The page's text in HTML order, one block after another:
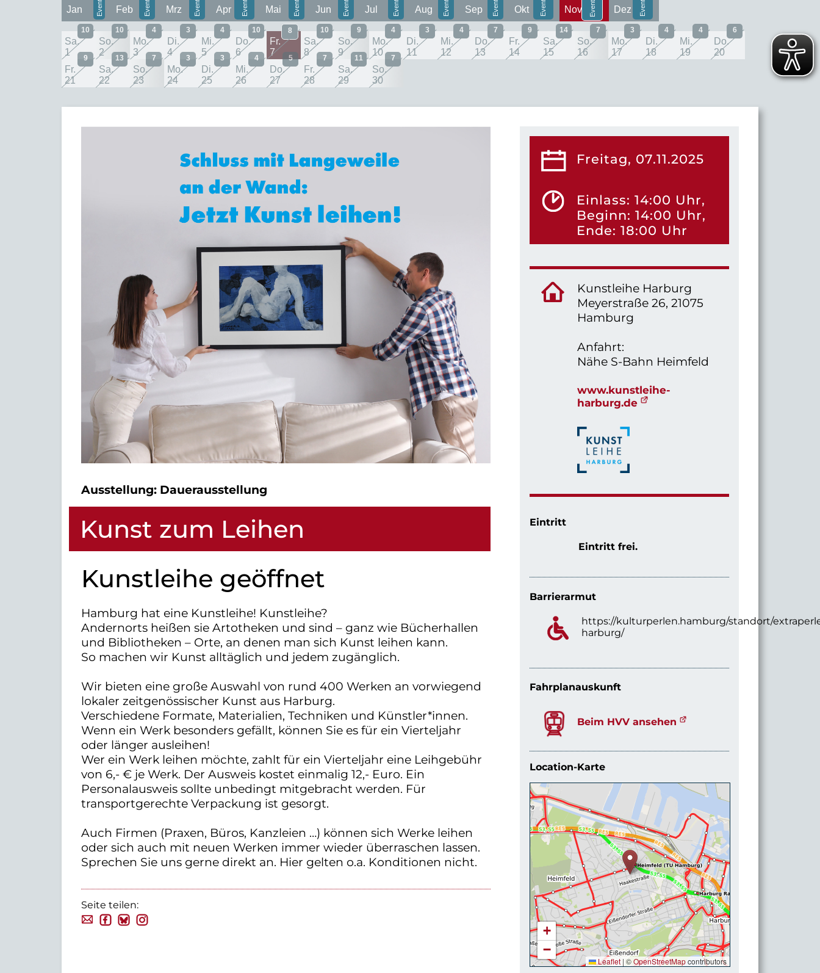
Jan Feb Mrz Apr Mai Jun Jul Aug Sep Okt Nov Dez
Sa.
1
10
So.
2
10
Mo.
3
4
Di.
4
3
Mi.
5
4
Do.
6
10
Fr.
7
8
Sa.
8
10
So.
9
9
Mo.
10
4
Di.
11
3
Mi.
12
4
Do.
13
7
Fr.
14
9
Sa.
15
14
So.
16
7
Mo.
17
3
Di.
18
4
Mi.
19
4
Do.
20
6
Fr.
21
9
Sa.
22
13
So.
23
7
Mo.
24
3
Di.
25
3
Mi.
26
4
Do.
27
5
Fr.
28
7
Sa.
29
11
So.
30
7
Ausstellung:Dauerausstellung
Kunst zum Leihen
Kunstleihe geöffnet
Hamburg hat eine Kunstleihe! Kunstleihe?
Andernorts heißen sie Artotheken und sind – ganz wie Bücherhallen
und Bibliotheken – Orte, an denen man sich Kunst leihen kann.
So machen wir Kunst alltäglich und jedem zugänglich.
Wir bieten eine große Auswahl von rund 400 Werken an vorwiegend
lokaler zeitgenössischer Kunst aus Harburg.
Verschiedene Formate, Materialien, Techniken und Künstler*innen.
Wenn ein Werk besonders gefällt, können Sie es für ein Vierteljahr
oder länger ausleihen!
Wer ein Werk leihen möchte, zahlt für ein Vierteljahr eine Leihgebühr
von 6,- € je Werk. Der Ausweis kostet einmalig 12,- Euro. Ein
Personalausweis sollte unbedingt mitgebracht werden. Für
transportgerechte Verpackung ist gesorgt.
Auch Firmen (Praxen, Büros, Kanzleien …) können sich Werke leihen
oder sich auch mit neuen Werken immer wieder überraschen lassen.
Sprechen Sie uns gerne direkt an. Hier gelten o.a. Konditionen nicht.
Seite teilen:
Freitag, 07.11.2025
Einlass: 14:00 Uhr,
Beginn: 14:00 Uhr,
Ende: 18:00 Uhr
Kunstleihe Harburg
Meyerstraße 26, 21075
Hamburg
Anfahrt:
Nähe S-Bahn Heimfeld
www.kunstleihe-
harburg.de
Eintritt
Eintritt frei.
Barrierarmut
https://kulturperlen.hamburg/standort/
harburg/
Fahrplanauskunft
Beim HVV ansehen
Location-Karte
+
−
Leaflet | ©OpenStreetMapcontributors